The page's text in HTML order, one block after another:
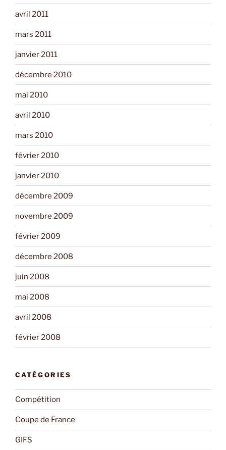
avril 2011
mars 2011
janvier 2011
décembre 2010
mai 2010
avril 2010
mars 2010
février 2010
janvier 2010
décembre 2009
novembre 2009
février 2009
décembre 2008
juin 2008
mai 2008
avril 2008
février 2008
CATÉGORIES
Compétition
Coupe de France
GIFS